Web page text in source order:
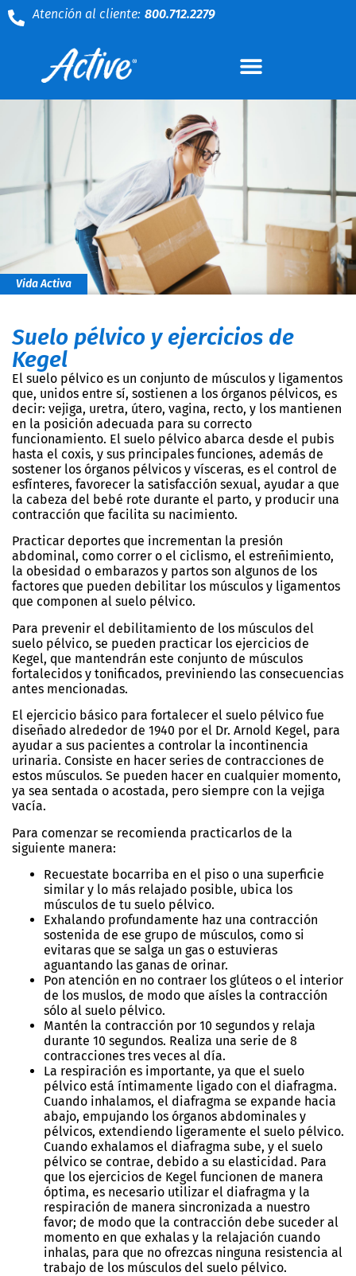
Atención al cliente: 800.712.2279
Vida Activa
Suelo pélvico y ejercicios de
Kegel
El suelo pélvico es un conjunto de músculos y ligamentos
que, unidos entre sí, sostienen a los órganos pélvicos, es
decir: vejiga, uretra, útero, vagina, recto, y los mantienen
en la posición adecuada para su correcto
funcionamiento. El suelo pélvico abarca desde el pubis
hasta el coxis, y sus principales funciones, además de
sostener los órganos pélvicos y vísceras, es el control de
esfínteres, favorecer la satisfacción sexual, ayudar a que
la cabeza del bebé rote durante el parto, y producir una
contracción que facilita su nacimiento.
Practicar deportes que incrementan la presión
abdominal, como correr o el ciclismo, el estreñimiento,
la obesidad o embarazos y partos son algunos de los
factores que pueden debilitar los músculos y ligamentos
que componen al suelo pélvico.
Para prevenir el debilitamiento de los músculos del
suelo pélvico, se pueden practicar los ejercicios de
Kegel, que mantendrán este conjunto de músculos
fortalecidos y tonificados, previniendo las consecuencias
antes mencionadas.
El ejercicio básico para fortalecer el suelo pélvico fue
diseñado alrededor de 1940 por el Dr. Arnold Kegel, para
ayudar a sus pacientes a controlar la incontinencia
urinaria. Consiste en hacer series de contracciones de
estos músculos. Se pueden hacer en cualquier momento,
ya sea sentada o acostada, pero siempre con la vejiga
vacía.
Para comenzar se recomienda practicarlos de la
siguiente manera:
Recuestate bocarriba en el piso o una superficie
similar y lo más relajado posible, ubica los
músculos de tu suelo pélvico.
Exhalando profundamente haz una contracción
sostenida de ese grupo de músculos, como si
evitaras que se salga un gas o estuvieras
aguantando las ganas de orinar.
Pon atención en no contraer los glúteos o el interior
de los muslos, de modo que aísles la contracción
sólo al suelo pélvico.
Mantén la contracción por 10 segundos y relaja
durante 10 segundos. Realiza una serie de 8
contracciones tres veces al día.
La respiración es importante, ya que el suelo
pélvico está íntimamente ligado con el diafragma.
Cuando inhalamos, el diafragma se expande hacia
abajo, empujando los órganos abdominales y
pélvicos, extendiendo ligeramente el suelo pélvico.
Cuando exhalamos el diafragma sube, y el suelo
pélvico se contrae, debido a su elasticidad. Para
que los ejercicios de Kegel funcionen de manera
óptima, es necesario utilizar el diafragma y la
respiración de manera sincronizada a nuestro
favor; de modo que la contracción debe suceder al
momento en que exhalas y la relajación cuando
inhalas, para que no ofrezcas ninguna resistencia al
trabajo de los músculos del suelo pélvico.